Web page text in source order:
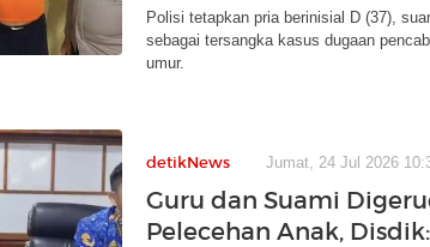
Polisi tetapkan pria berinisial D (37),
sebagai tersangka kasus dugaan
umur.
detikNews Jumat, 24 Jul 2026
Guru dan Suami
Pelecehan Anak,